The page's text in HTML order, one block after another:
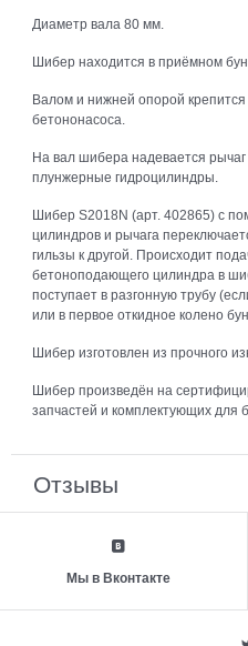
Диаметр вала 80 мм.
Шибер находится в приёмном
Валом и нижней опорой
бетононасоса.
На вал шибера надевается
плунжерные гидроцилиндры.
Шибер S2018N (арт. 402865) с
цилиндров и рычага
гильзы к другой. Происходит
бетоноподающего цилиндра в
поступает в разгонную трубу
или в первое откидное колено
Шибер изготовлен из прочного
Шибер произведён на
запчастей и комплектующих для
Отзывы
Мы в Вконтакте